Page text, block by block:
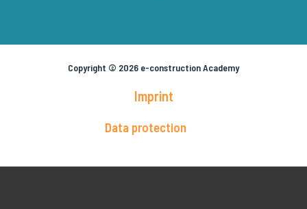
Copyright © 2026 e-construction Academy
Imprint
Data protection